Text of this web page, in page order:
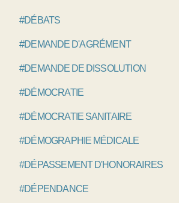
#DÉBATS
#DEMANDE D'AGRÉMENT
#DEMANDE DE DISSOLUTION
#DÉMOCRATIE
#DÉMOCRATIE SANITAIRE
#DÉMOGRAPHIE MÉDICALE
#DÉPASSEMENT D'HONORAIRES
#DÉPENDANCE